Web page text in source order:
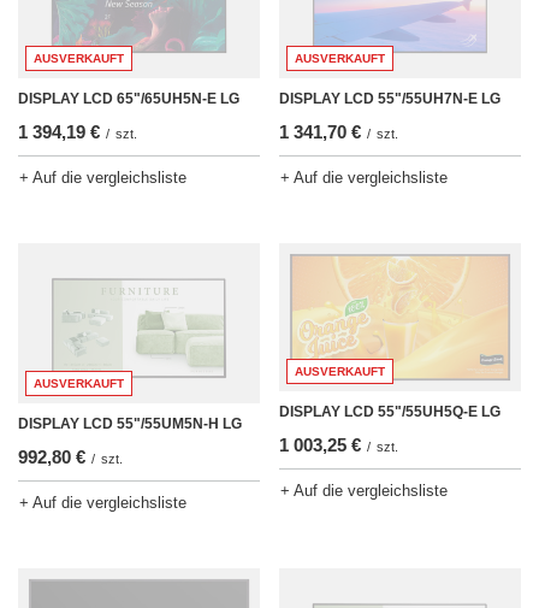
AUSVERKAUFT
DISPLAY LCD 65"/65UH5N-E LG
1 394,19 € / szt.
+ Auf die vergleichsliste
AUSVERKAUFT
DISPLAY LCD 55"/55UH7N-E LG
1 341,70 € / szt.
+ Auf die vergleichsliste
AUSVERKAUFT
DISPLAY LCD 55"/55UM5N-H LG
992,80 € / szt.
+ Auf die vergleichsliste
AUSVERKAUFT
DISPLAY LCD 55"/55UH5Q-E LG
1 003,25 € / szt.
+ Auf die vergleichsliste